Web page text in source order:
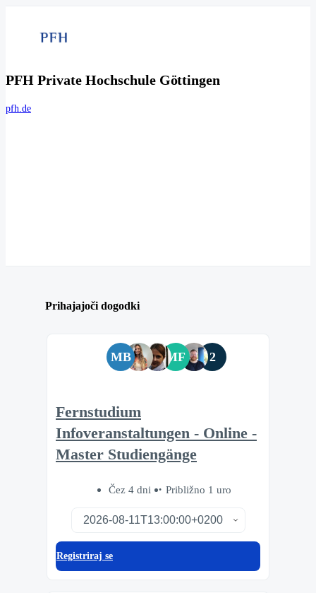
PFH Private Hochschule Göttingen
pfh.de
Prihajajoči dogodki
MB MF 2
Fernstudium
Infoveranstaltungen - Online -
Master Studiengänge
Čez 4 dni Približno 1 uro
Registriraj se